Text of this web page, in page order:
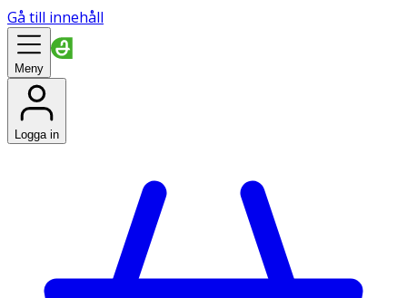
Gå till innehåll
Meny
Logga in